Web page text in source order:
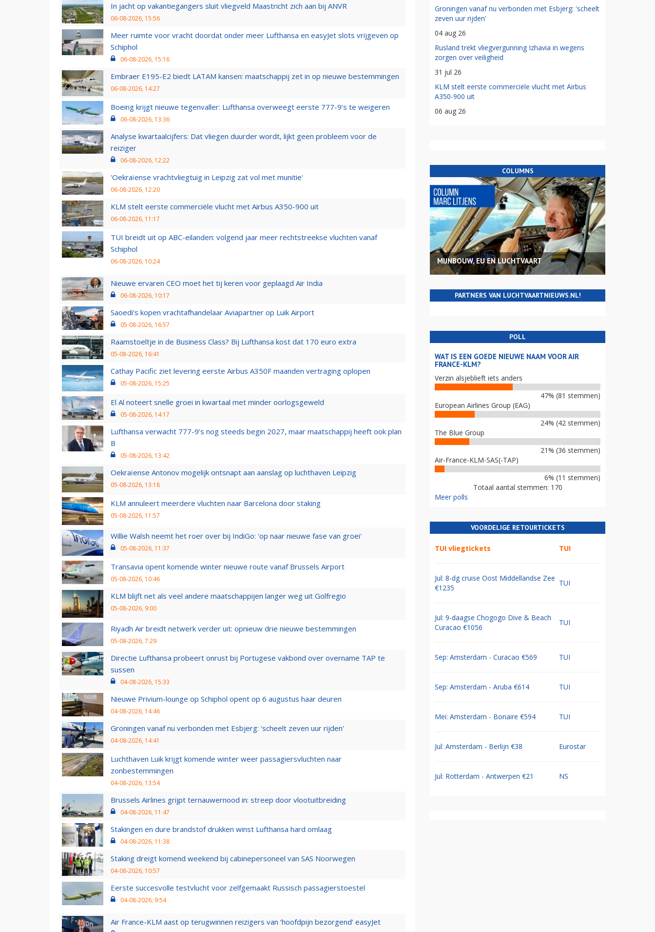
In jacht op vakantiegangers sluit vliegveld Maastricht zich aan bij ANVR
06-08-2026, 15:56
Meer ruimte voor vracht doordat onder meer Lufthansa en easyJet slots vrijgeven op
Schiphol
06-08-2026, 15:16
Embraer E195-E2 biedt LATAM kansen: maatschappij zet in op nieuwe bestemmingen
06-08-2026, 14:27
Boeing krijgt nieuwe tegenvaller: Lufthansa overweegt eerste 777-9’s te weigeren
06-08-2026, 13:36
Analyse kwartaalcijfers: Dat vliegen duurder wordt, lijkt geen probleem voor de
reiziger
06-08-2026, 12:22
'Oekraïense vrachtvliegtuig in Leipzig zat vol met munitie'
06-08-2026, 12:20
KLM stelt eerste commerciële vlucht met Airbus A350-900 uit
06-08-2026, 11:17
TUI breidt uit op ABC-eilanden: volgend jaar meer rechtstreekse vluchten vanaf
Schiphol
06-08-2026, 10:24
Nieuwe ervaren CEO moet het tij keren voor geplaagd Air India
06-08-2026, 10:17
Saoedi’s kopen vrachtafhandelaar Aviapartner op Luik Airport
05-08-2026, 16:57
Raamstoeltje in de Business Class? Bij Lufthansa kost dat 170 euro extra
05-08-2026, 16:41
Cathay Pacific ziet levering eerste Airbus A350F maanden vertraging oplopen
05-08-2026, 15:25
El Al noteert snelle groei in kwartaal met minder oorlogsgeweld
05-08-2026, 14:17
Lufthansa verwacht 777-9’s nog steeds begin 2027, maar maatschappij heeft ook plan
B
05-08-2026, 13:42
Oekraïense Antonov mogelijk ontsnapt aan aanslag op luchthaven Leipzig
05-08-2026, 13:18
KLM annuleert meerdere vluchten naar Barcelona door staking
05-08-2026, 11:57
Willie Walsh neemt het roer over bij IndiGo: 'op naar nieuwe fase van groei'
05-08-2026, 11:37
Transavia opent komende winter nieuwe route vanaf Brussels Airport
05-08-2026, 10:46
KLM blijft net als veel andere maatschappijen langer weg uit Golfregio
05-08-2026, 9:00
Riyadh Air breidt netwerk verder uit: opnieuw drie nieuwe bestemmingen
05-08-2026, 7:29
Directie Lufthansa probeert onrust bij Portugese vakbond over overname TAP te
sussen
04-08-2026, 15:33
Nieuwe Privium-lounge op Schiphol opent op 6 augustus haar deuren
04-08-2026, 14:46
Groningen vanaf nu verbonden met Esbjerg: 'scheelt zeven uur rijden'
04-08-2026, 14:41
Luchthaven Luik krijgt komende winter weer passagiersvluchten naar
zonbestemmingen
04-08-2026, 13:54
Brussels Airlines grijpt ternauwernood in: streep door vlootuitbreiding
04-08-2026, 11:47
Stakingen en dure brandstof drukken winst Lufthansa hard omlaag
04-08-2026, 11:38
Staking dreigt komend weekend bij cabinepersoneel van SAS Noorwegen
04-08-2026, 10:57
Eerste succesvolle testvlucht voor zelfgemaakt Russisch passagierstoestel
04-08-2026, 9:54
Air France-KLM aast op terugwinnen reizigers van ‘hoofdpijn bezorgend’ easyJet
Groningen vanaf nu verbonden met Esbjerg: 'scheelt
zeven uur rijden'
04 aug 26
Rusland trekt vliegvergunning Izhavia in wegens
zorgen over veiligheid
31 jul 26
KLM stelt eerste commerciële vlucht met Airbus
A350-900 uit
06 aug 26
COLUMNS
MIJNBOUW, EU EN LUCHTVAART
PARTNERS VAN LUCHTVAARTNIEUWS.NL!
POLL
WAT IS EEN GOEDE NIEUWE NAAM VOOR AIR
FRANCE-KLM?
Verzin alsjeblieft iets anders
47% (81 stemmen)
European Airlines Group (EAG)
24% (42 stemmen)
The Blue Group
21% (36 stemmen)
Air-France-KLM-SAS(-TAP)
6% (11 stemmen)
Totaal aantal stemmen: 170
Meer polls
VOORDELIGE RETOURTICKETS
TUI vliegtickets TUI
Jul: 8-dg cruise Oost Middellandse Zee
€1235
TUI
Jul: 9-daagse Chogogo Dive & Beach
Curacao €1056
TUI
Sep: Amsterdam - Curacao €569 TUI
Sep: Amsterdam - Aruba €614 TUI
Mei: Amsterdam - Bonaire €594 TUI
Jul: Amsterdam - Berlijn €38 Eurostar
Jul: Rotterdam - Antwerpen €21 NS